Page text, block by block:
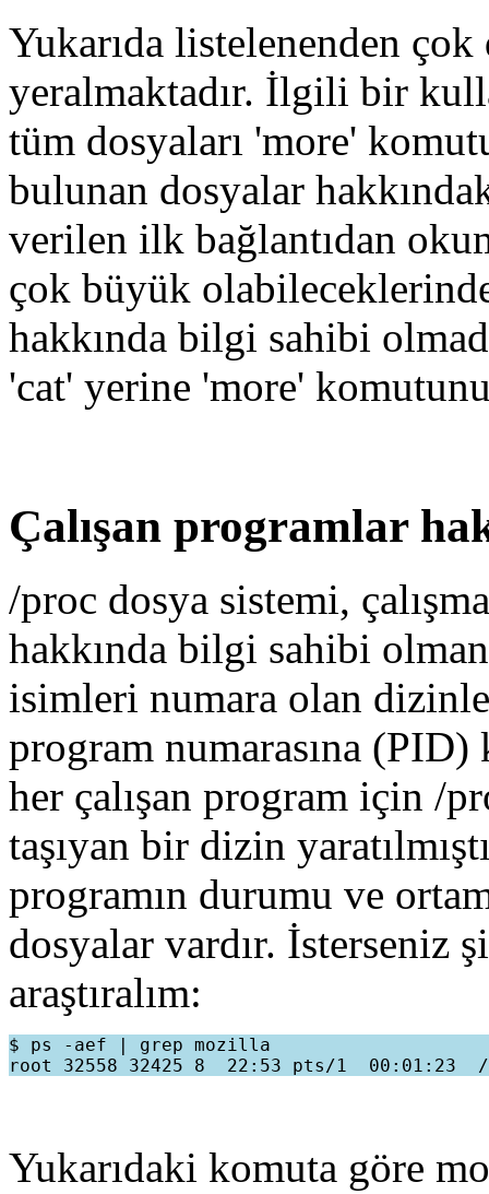
Yukarıda listelenenden
yeralmaktadır. İlgili bir
tüm dosyaları 'more'
bulunan dosyalar
verilen ilk bağlantıdan
çok büyük
hakkında bilgi sahibi
'cat' yerine 'more'
Çalışan programlar
/proc dosya sistemi,
hakkında bilgi sahibi
isimleri numara olan
program numarasına (PID)
her çalışan program için /
taşıyan bir dizin
programın durumu ve
dosyalar vardır. İsterseniz
araştıralım:
$ ps -aef | grep mozilla
Yukarıdaki komuta göre